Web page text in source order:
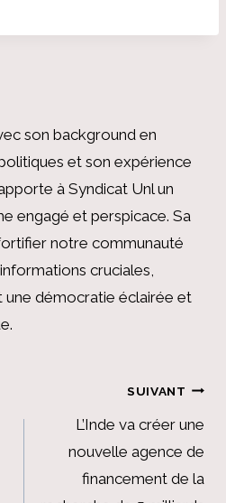
son background en
et son expérience
à Syndicat Unl un
engagé et perspicace. Sa
notre communauté
cruciales,
une démocratie éclairée et
SUIVANT
L’Inde va créer une
nouvelle agence de
financement de la